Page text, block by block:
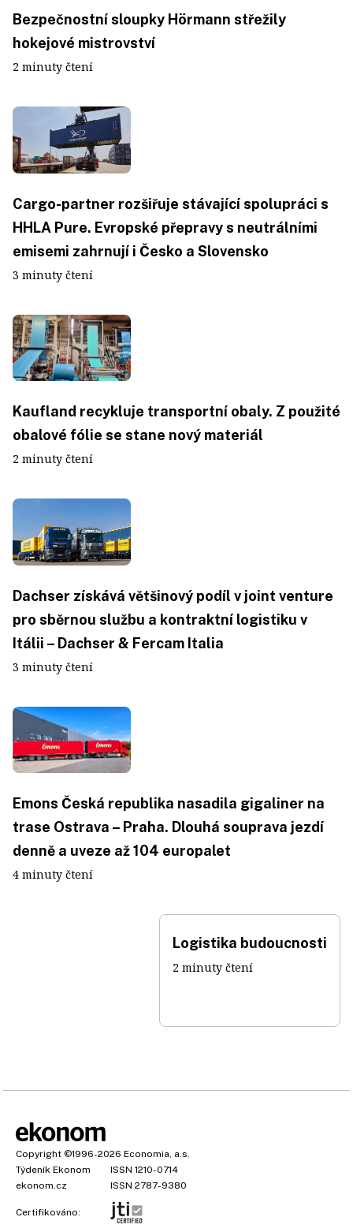
Bezpečnostní sloupky Hörmann střežily
hokejové mistrovství
2 minuty čtení
Cargo-partner rozšiřuje stávající spolupráci s
HHLA Pure. Evropské přepravy s neutrálními
emisemi zahrnují i Česko a Slovensko
3 minuty čtení
Kaufland recykluje transportní obaly. Z použité
obalové fólie se stane nový materiál
2 minuty čtení
Dachser získává většinový podíl v joint venture
pro sběrnou službu a kontraktní logistiku v
Itálii – Dachser & Fercam Italia
3 minuty čtení
Emons Česká republika nasadila gigaliner na
trase Ostrava – Praha. Dlouhá souprava jezdí
denně a uveze až 104 europalet
4 minuty čtení
Logistika budoucnosti
2 minuty čtení
Copyright ©1996-2026 Economia, a.s.
Týdeník Ekonom
ISSN 1210-0714
ekonom.cz
ISSN 2787-9380
Certifikováno: